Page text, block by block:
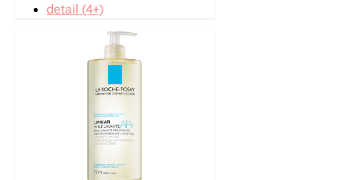
detail (4+)